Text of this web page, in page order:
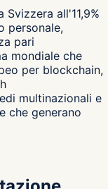
all'11,9%
personale,
pari
mondiale che
per blockchain,
multinazionali e
che generano